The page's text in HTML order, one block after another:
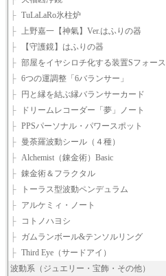
├ TuLaLaRo氷柱炉
├ 上野嘉一【神氣】Ver.はふりの器
├
【守護鏡】はふりの器
├ 部屋をイヤシロチ化する装置Sフォース
├ 6つの運調整「6バランサー」
├
円と縁を結ぶ縁バランサーカード
├
ドリームレコーダー「夢」ノート
├ PPSパーソナル・パワースポット
├ 曼荼羅波動シール（４種）
├ Alchemist（錬金術）Basic
├ 錬金術＆フラクタル
├
トーラス型波動ペンデュラム
├ アルケミィ・ノート
├
コトノハヨシ
├ ガムランボール&テンソルリング
├ Third Eye（サードアイ）
波動系（ジュエリー・宝飾・その他）